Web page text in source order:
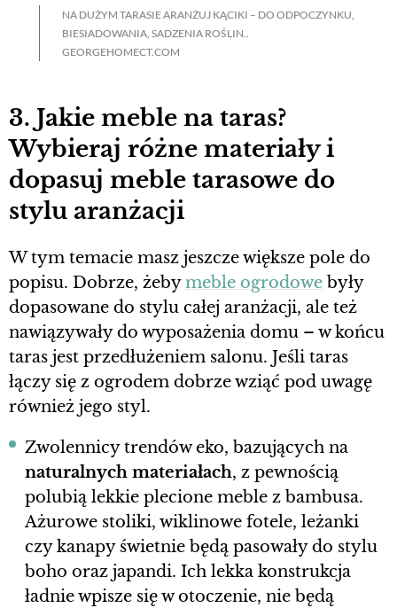
NA DUŻYM TARASIE ARANŻUJ KĄCIKI – DO ODPOCZYNKU,
BIESIADOWANIA, SADZENIA ROŚLIN..
GEORGEHOMECT.COM
3. Jakie meble na taras?
Wybieraj różne materiały i
dopasuj meble tarasowe do
stylu aranżacji
W tym temacie masz jeszcze większe pole do
popisu. Dobrze, żebymeble ogrodowe były
dopasowane do stylu całej aranżacji, ale też
nawiązywały do wyposażenia domu – w końcu
taras jest przedłużeniem salonu. Jeśli taras
łączy się z ogrodem dobrze wziąć pod uwagę
również jego styl.
Zwolennicy trendów eko, bazujących na
naturalnych materiałach, z pewnością
polubią lekkie plecione meble z bambusa.
Ażurowe stoliki, wiklinowe fotele, leżanki
czy kanapy świetnie będą pasowały do stylu
boho oraz japandi. Ich lekka konstrukcja
ładnie wpisze się w otoczenie, nie będą